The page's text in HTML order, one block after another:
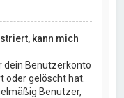
kann mich
dein Benutzerkonto
oder gelöscht hat.
Benutzer,